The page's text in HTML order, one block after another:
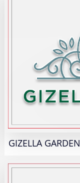
GIZELLA GARDEN